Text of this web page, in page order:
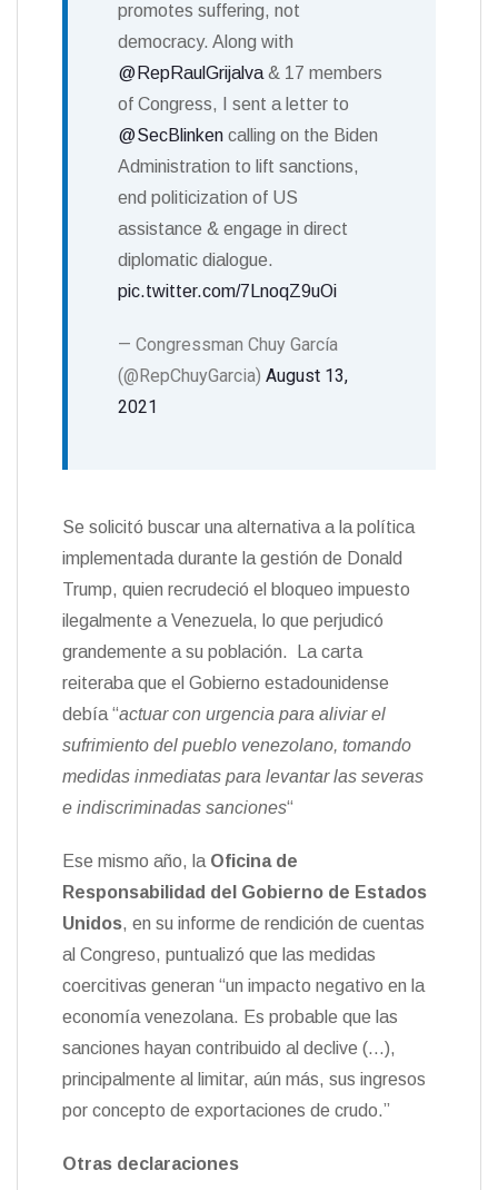
promotes suffering, not
democracy. Along with
@RepRaulGrijalva & 17 members
of Congress, I sent a letter to
@SecBlinken calling on the Biden
Administration to lift sanctions,
end politicization of US
assistance & engage in direct
diplomatic dialogue.
pic.twitter.com/7LnoqZ9uOi
— Congressman Chuy García
(@RepChuyGarcia) August 13,
2021
Se solicitó buscar una alternativa a la política
implementada durante la gestión de Donald
Trump, quien recrudeció el bloqueo impuesto
ilegalmente a Venezuela, lo que perjudicó
grandemente a su población. La carta
reiteraba que el Gobierno estadounidense
debía “actuar con urgencia para aliviar el
sufrimiento del pueblo venezolano, tomando
medidas inmediatas para levantar las severas
e indiscriminadas sanciones“
Ese mismo año, la Oficina de
Responsabilidad del Gobierno de Estados
Unidos, en su informe de rendición de cuentas
al Congreso, puntualizó que las medidas
coercitivas generan “un impacto negativo en la
economía venezolana. Es probable que las
sanciones hayan contribuido al declive (…),
principalmente al limitar, aún más, sus ingresos
por concepto de exportaciones de crudo.”
Otras declaraciones